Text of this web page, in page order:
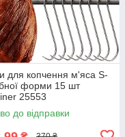
для копчення м'яса S-
форми 15 шт
25553
до відправки